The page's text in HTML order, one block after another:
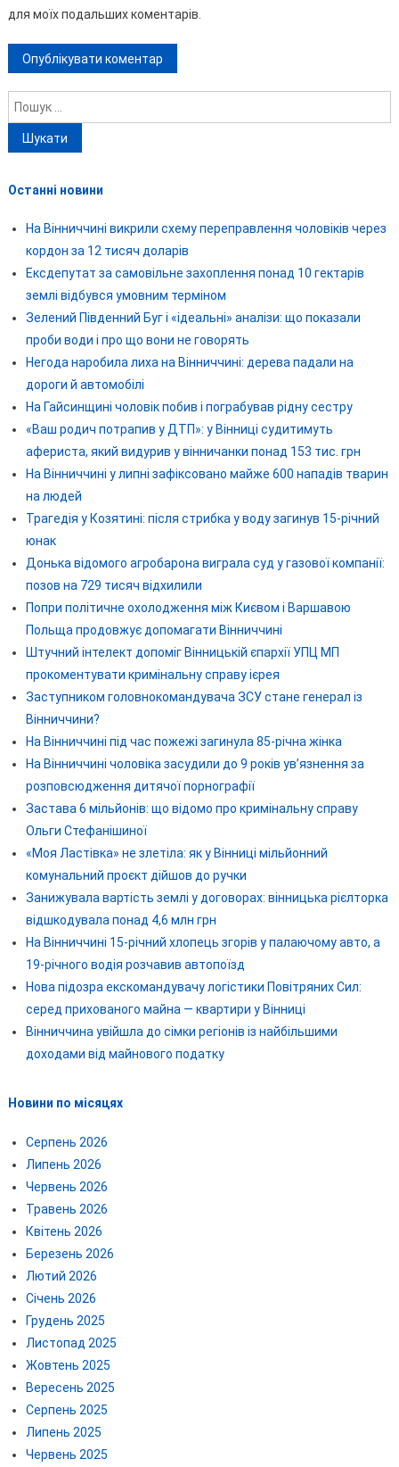
для моїх подальших коментарів.
Пошук:
Останні новини
На Вінниччині викрили схему переправлення чоловіків через
кордон за 12 тисяч доларів
Ексдепутат за самовільне захоплення понад 10 гектарів
землі відбувся умовним терміном
Зелений Південний Буг і «ідеальні» аналізи: що показали
проби води і про що вони не говорять
Негода наробила лиха на Вінниччині: дерева падали на
дороги й автомобілі
На Гайсинщині чоловік побив і пограбував рідну сестру
«Ваш родич потрапив у ДТП»: у Вінниці судитимуть
афериста, який видурив у вінничанки понад 153 тис. грн
На Вінниччині у липні зафіксовано майже 600 нападів тварин
на людей
Трагедія у Козятині: після стрибка у воду загинув 15-річний
юнак
Донька відомого агробарона виграла суд у газової компанії:
позов на 729 тисяч відхилили
Попри політичне охолодження між Києвом і Варшавою
Польща продовжує допомагати Вінниччині
Штучний інтелект допоміг Вінницькій єпархії УПЦ МП
прокоментувати кримінальну справу ієрея
Заступником головнокомандувача ЗСУ стане генерал із
Вінниччини?
На Вінниччині під час пожежі загинула 85-річна жінка
На Вінниччині чоловіка засудили до 9 років ув’язнення за
розповсюдження дитячої порнографії
Застава 6 мільйонів: що відомо про кримінальну справу
Ольги Стефанішиної
«Моя Ластівка» не злетіла: як у Вінниці мільйонний
комунальний проєкт дійшов до ручки
Занижувала вартість землі у договорах: вінницька рієлторка
відшкодувала понад 4,6 млн грн
На Вінниччині 15-річний хлопець згорів у палаючому авто, а
19-річного водія розчавив автопоїзд
Нова підозра екскомандувачу логістики Повітряних Сил:
серед прихованого майна — квартири у Вінниці
Вінниччина увійшла до сімки регіонів із найбільшими
доходами від майнового податку
Новини по місяцях
Серпень 2026
Липень 2026
Червень 2026
Травень 2026
Квітень 2026
Березень 2026
Лютий 2026
Січень 2026
Грудень 2025
Листопад 2025
Жовтень 2025
Вересень 2025
Серпень 2025
Липень 2025
Червень 2025